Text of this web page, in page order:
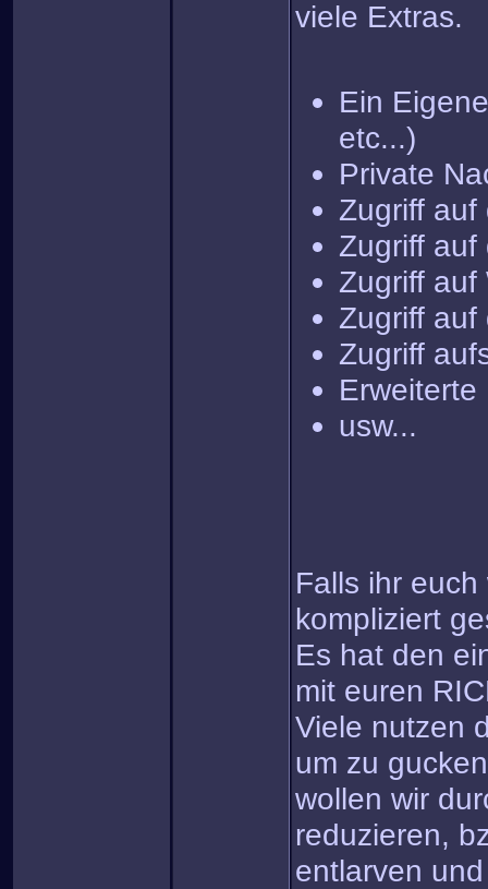
viele Extras.
Ein
etc...)
Private
Zugriff
Zugriff auf
Zugriff auf
Zugriff
Zugriff
usw...
Falls ihr
kompliziert
Es hat den
mit euren
Viele nutzen
um zu
wollen wir
reduzieren,
entlarven